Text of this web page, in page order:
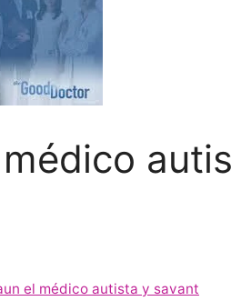
el médico autista y savant